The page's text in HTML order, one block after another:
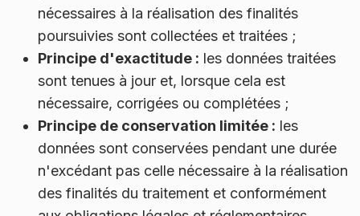
nécessaires à la réalisation des finalités
poursuivies sont collectées et traitées ;
Principe d'exactitude : les données traitées
sont tenues à jour et, lorsque cela est
nécessaire, corrigées ou complétées ;
Principe de conservation limitée : les
données sont conservées pendant une durée
n'excédant pas celle nécessaire à la réalisation
des finalités du traitement et conformément